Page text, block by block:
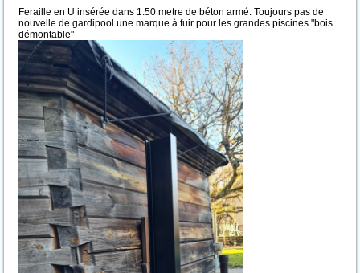
Feraille en U insérée dans 1.50 metre de béton armé. Toujours pas de
nouvelle de gardipool une marque à fuir pour les grandes piscines "bois
démontable"